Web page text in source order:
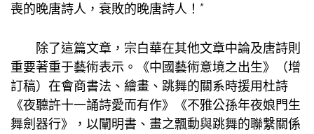
喪的晚唐詩人，衰敗的晚唐詩人！”
除了這篇文章，宗白華在其他文章中論及唐詩則
重要著重于藝術表示。《中國藝術意境之出生》（增
訂稿）在會商書法、繪畫、跳舞的關系時援用杜詩
《夜聽許十一誦詩愛而有作》《不雅公孫年夜娘門生
舞劍器行》，以闡明書、畫之飄動與跳舞的聯繫關係